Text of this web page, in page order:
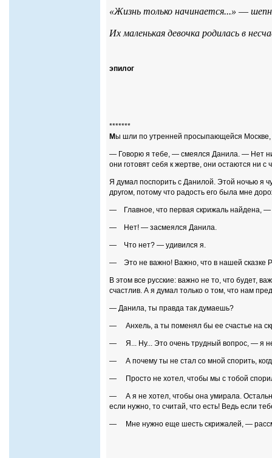
«Жизнь только начинается...» —
Их маленькая девочка родилась в
эпилог
*******
Мы шли по утренней просыпающейся Москве,
— Говорю я тебе, — смеялся Данила. — Нет
они готовят себя к жертве, они остаются ни с
Я думал поспорить с Данилой. Этой ночью я
другом, потому что радость его была мне
— Главное, что первая скрижаль найдена, —
— Нет! — засмеялся Данила.
— Что нет? — удивился я.
— Это не важно! Важно, что в нашей сказке
В этом все русские: важно не то, что будет,
счастлив. А я думал только о том, что нам
— Данила, ты правда так думаешь?
— Анхель, а ты поменял бы ее счастье на
— Я... Ну... Это очень трудный вопрос, — я не
— А почему ты не стал со мной спорить,
— Просто не хотел, чтобы мы с тобой
— А я не хотел, чтобы она умирала.
если нужно, то считай, что есть! Ведь если
— Мне нужно еще шесть скрижалей, —